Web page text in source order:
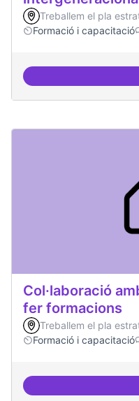
Treballem el pla
Formació i capacitació
Col·laboració
fer formacions
Treballem el pla
Formació i capacitació